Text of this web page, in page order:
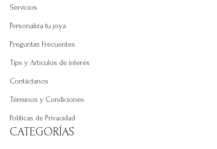
Servicios
Personaliza tu joya
Preguntas Frecuentes
Tips y Artículos de interés
Contáctanos
Términos y Condiciones
Políticas de Privacidad
CATEGORÍAS